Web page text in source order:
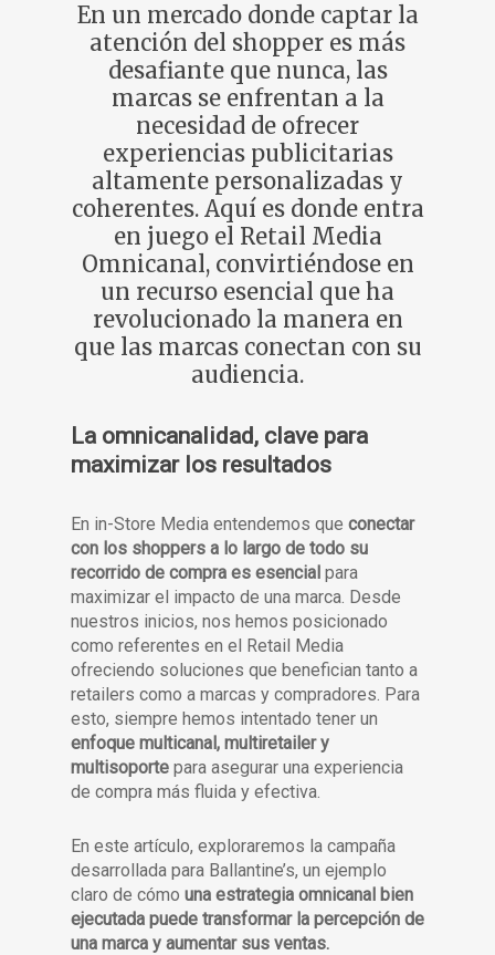
En un mercado donde captar la
atención del shopper es más
desafiante que nunca, las
marcas se enfrentan a la
necesidad de ofrecer
experiencias publicitarias
altamente personalizadas y
coherentes. Aquí es donde entra
en juego el Retail Media
Omnicanal, convirtiéndose en
un recurso esencial que ha
revolucionado la manera en
que las marcas conectan con su
audiencia.
La omnicanalidad, clave para
maximizar los resultados
En in-Store Media entendemos que conectar
con los shoppers a lo largo de todo su
recorrido de compra es esencial para
maximizar el impacto de una marca. Desde
nuestros inicios, nos hemos posicionado
como referentes en el Retail Media
ofreciendo soluciones que benefician tanto a
retailers como a marcas y compradores. Para
esto, siempre hemos intentado tener un
enfoque multicanal, multiretailer y
multisoporte para asegurar una experiencia
de compra más fluida y efectiva.
En este artículo, exploraremos la campaña
desarrollada para Ballantine’s, un ejemplo
claro de cómo una estrategia omnicanal bien
ejecutada puede transformar la percepción de
una marca y aumentar sus ventas.